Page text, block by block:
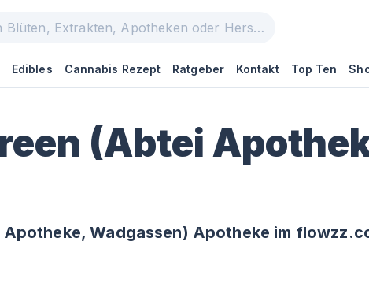
Edibles Cannabis Rezept Ratgeber Kontakt Top Ten
(Abtei
Wadgassen) Apotheke im